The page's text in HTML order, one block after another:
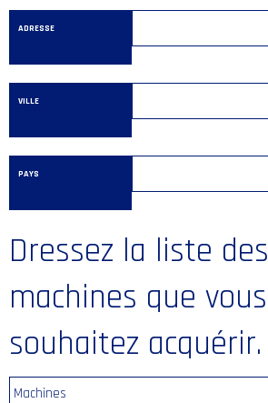
ADRESSE
VILLE
PAYS
Dressez la liste des
machines que vous
souhaitez acquérir.
Machines